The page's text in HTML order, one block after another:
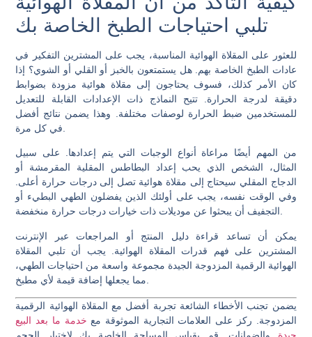
تلبي احتياجات الطبخ الخاصة بك
للعثور على المقلاة الهوائية المناسبة، يجب على المشترين التفكير في
عادات الطبخ الخاصة بهم. هل يستمتعون بالخبز أو القلي أو الشوي؟ إذا
كان الأمر كذلك، فسوف يحتاجون إلى مقلاة هوائية مزودة بضوابط
دقيقة لدرجة الحرارة. تتيح النماذج ذات الإعدادات القابلة للتعديل
للمستخدمين ضبط الحرارة لوصفات مختلفة. وهذا يضمن نتائج أفضل
من المهم أيضًا مراعاة أنواع الوجبات التي يتم إعدادها. على سبيل
المثال، الشخص الذي يحب إعداد البطاطس المقلية المقرمشة أو
الدجاج المقلي سيحتاج إلى مقلاة هوائية تصل إلى درجات حرارة أعلى.
وفي الوقت نفسه، يجب على أولئك الذين يفضلون الطهي البطيء أو
التجفيف أن يبحثوا عن موديلات ذات خيارات درجات حرارة منخفضة.
يمكن أن تساعد قراءة دليل المنتج أو المراجعات عبر الإنترنت
المشترين على فهم قدرات المقلاة الهوائية. يجب أن تلبي المقلاة
الهوائية الرقمية المزدوجة الجيدة مجموعة واسعة من احتياجات الطهي،
يضمن تجنب الأخطاء الشائعة تجربة أفضل مع المقلاة الهوائية الرقمية
المزدوجة. ركز على العلامات التجارية الموثوقة مع خدمة ما بعد البيع